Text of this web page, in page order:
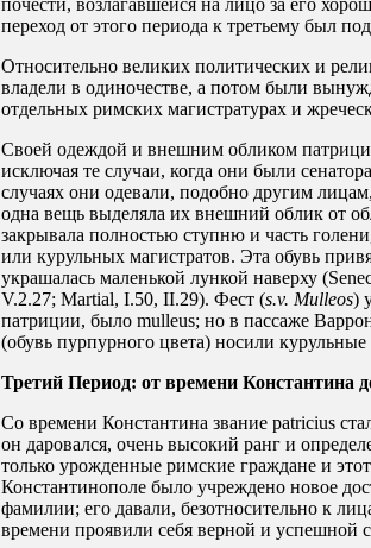
переход от этого периода к третьему был
Относительно великих политических и
владели в одиночестве, а потом были
отдельных римских магистратурах и
Своей одеждой и внешним обликом
исключая те случаи, когда они были
случаях они одевали, подобно другим
одна вещь выделяла их внешний облик от
закрывала полностью ступню и часть
или курульных магистратов. Эта обувь
украшалась маленькой лункой наверху
V.2.27; Martial, I.50, II.29). Фест (s.v. Mulleos)
патриции, было mulleus; но в пассаже
(обувь пурпурного цвета) носили
Третий Период: от времени Константина
Со времени Константина звание patricius
он даровался, очень высокий ранг и
только урожденные римские граждане и
Константинополе было учреждено новое
фамилии; его давали, безотносительно к
времени проявили себя верной и